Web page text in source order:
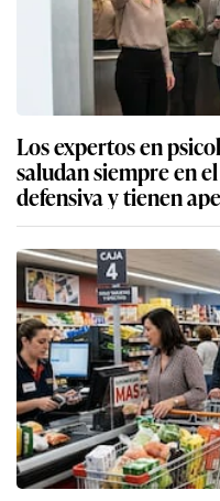
Los expertos en
saludan siempre en
defensiva y tienen